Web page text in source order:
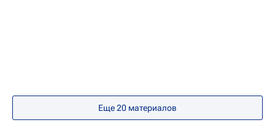
Еще20 материалов